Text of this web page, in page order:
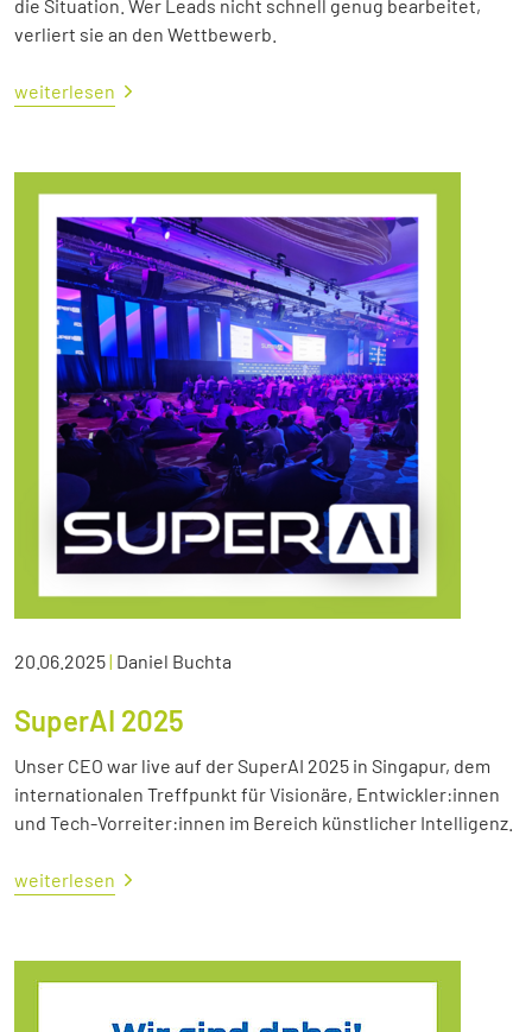
die Situation. Wer Leads nicht schnell genug bearbeitet,
verliert sie an den Wettbewerb.
weiterlesen
20.06.2025| Daniel Buchta
SuperAI 2025
Unser CEO war live auf der SuperAI 2025 in Singapur, dem
internationalen Treffpunkt für Visionäre, Entwickler:innen
und Tech-Vorreiter:innen im Bereich künstlicher Intelligenz.
weiterlesen